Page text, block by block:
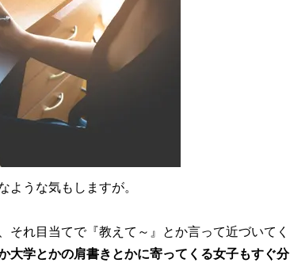
うな気もしますが。
それ目当てで『教えて～』とか言って近づいてく
大学とかの肩書きとかに寄ってくる女子もすぐ分